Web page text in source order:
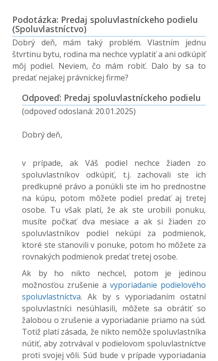
Podotázka: Predaj spoluvlastníckeho podielu
(Spoluvlastníctvo)
Dobrý deň, mám taký problém. Vlastním jednu
štvrtinu bytu, rodina ma nechce vyplatiť a ani odkúpiť
môj podiel. Neviem, čo mám robiť. Dalo by sa to
predať nejakej právnickej firme?
Odpoveď: Predaj spoluvlastníckeho podielu
(odpoveď odoslaná: 20.01.2025)
Dobrý deň,
v prípade, ak Váš podiel nechce žiaden zo
spoluvlastníkov odkúpiť, t.j. zachovali ste ich
predkupné právo a ponúkli ste im ho prednostne
na kúpu, potom môžete podiel predať aj tretej
osobe. Tu však platí, že ak ste urobili ponuku,
musíte počkať dva mesiace a ak si žiaden zo
spoluvlastníkov podiel nekúpi za podmienok,
ktoré ste stanovili v ponuke, potom ho môžete za
rovnakých podmienok predať tretej osobe.
Ak by ho nikto nechcel, potom je jedinou
možnosťou zrušenie a vyporiadanie podielového
spoluvlastníctva. Ak by s vyporiadaním ostatní
spoluvlastníci nesúhlasili, môžete sa obrátiť so
žalobou o zrušenie a vyporiadanie priamo na súd.
Totiž platí zásada, že nikto nemôže spoluvlastníka
nútiť, aby zotrvával v podielovom spoluvlastníctve
proti svojej vôli. Súd bude v prípade vyporiadania